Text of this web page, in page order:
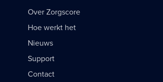
Over Zorgscore
Hoe werkt het
Nieuws
Support
Contact